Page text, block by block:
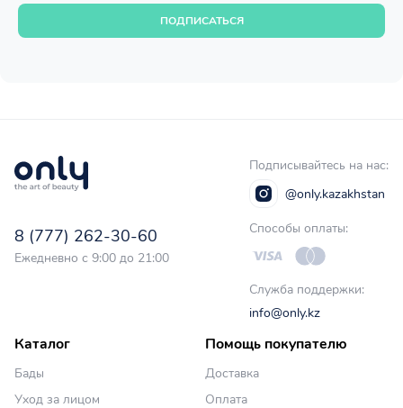
ПОДПИСАТЬСЯ
8 (777) 262-30-60
Ежедневно с 9:00 до 21:00
Подписывайтесь на нас:
@only.kazakhstan
Способы оплаты:
Служба поддержки:
info@only.kz
Каталог
Бады
Уход за лицом
Помощь покупателю
Доставка
Оплата